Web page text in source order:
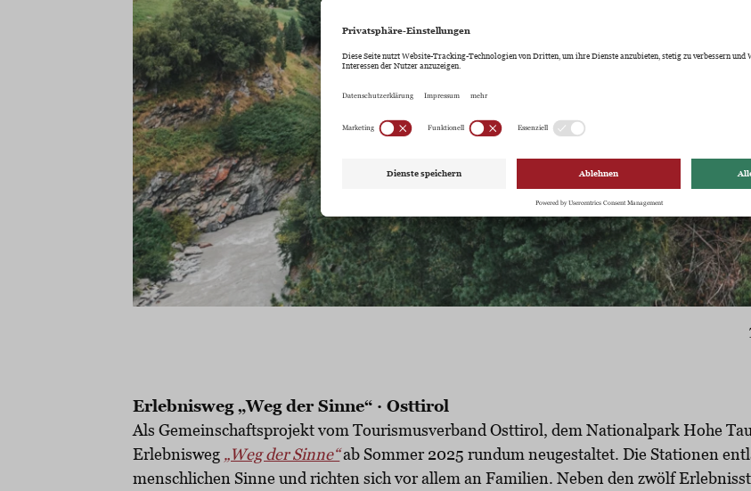
Erlebnisweg „Weg der Sinne“ · Osttirol
Als Gemeinschaftsprojekt vom Tourismusverband Osttirol, dem Nationalpark Hohe
Erlebnisweg „Weg der Sinne“ab Sommer 2025 rundum neugestaltet. Die Stationen
menschlichen Sinne und richten sich vor allem an Familien. Neben den zwölf